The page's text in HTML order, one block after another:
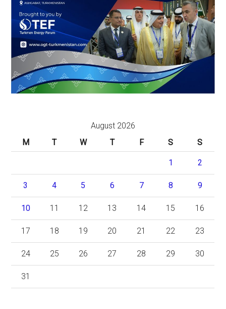
August 2026
M
T W T F S S
1 2
3 4 5 6 7 8 9
10 11 12 13 14 15 16
17 18 19 20 21 22 23
24 25 26 27 28 29 30
31